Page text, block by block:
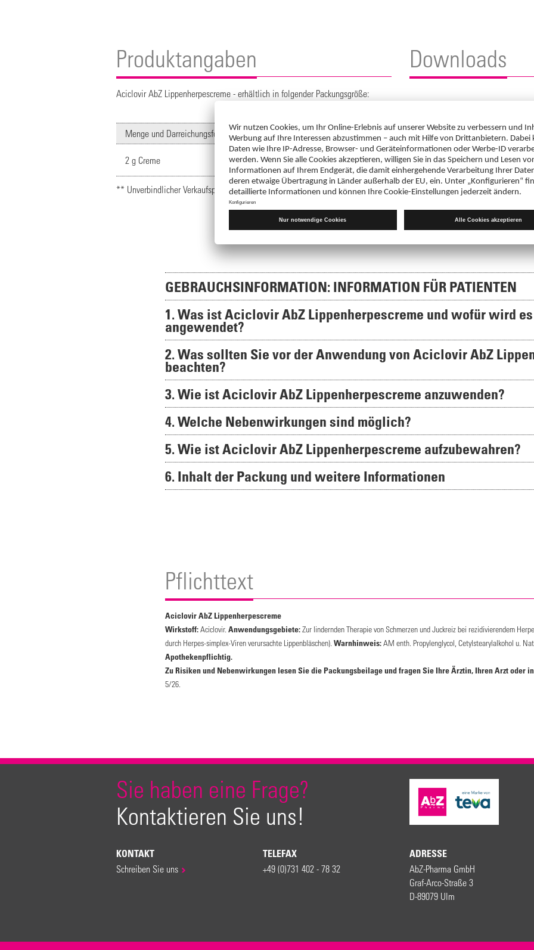
Downloads
Gebrauchsinformation
Aciclovir AbZ Lippenherpescreme
PDF 136 KB
Fachinformation
Aciclovir AbZ Lippenherpescreme,
Produktangaben
Aciclovir AbZ Lippenherpescreme - erhältlich in folgender Packungsgröße:
Menge und Darreichungsform: Preis**: PZN:
2 g Creme 4,28 € 12552880
** Unverbindlicher Verkaufspreis
GEBRAUCHSINFORMATION: INFORMATION FÜR PATIENTEN
1. Was ist Aciclovir AbZ Lippenherpescreme und wofür wird es
angewendet?
2. Was sollten Sie vor der Anwendung von Aciclovir AbZ
beachten?
3. Wie ist Aciclovir AbZ Lippenherpescreme anzuwenden?
4. Welche Nebenwirkungen sind möglich?
5. Wie ist Aciclovir AbZ Lippenherpescreme aufzubewahren?
6. Inhalt der Packung und weitere Informationen
Pflichttext
Aciclovir AbZ Lippenherpescreme
Wirkstoff:Aciclovir. Anwendungsgebiete:Zur lindernden Therapie von Schmerzen und Juckreiz bei rezidivierendem
durch Herpes-simplex-Viren verursachte Lippenbläschen). Warnhinweis:AM enth. Propylenglycol, Cetylstearylalkohol u.
Apothekenpflichtig.
Zu Risiken und Nebenwirkungen lesen Sie die Packungsbeilage und fragen Sie Ihre Ärztin, Ihren Arzt oder
5/26.
Sie haben eine Frage?
Kontaktieren Sie uns!
KONTAKT
Schreiben Sie uns
TELEFAX
+49 (0)731 402 - 78 32
ADRESSE
AbZ-Pharma GmbH
Graf-Arco-Straße 3
D-89079 Ulm